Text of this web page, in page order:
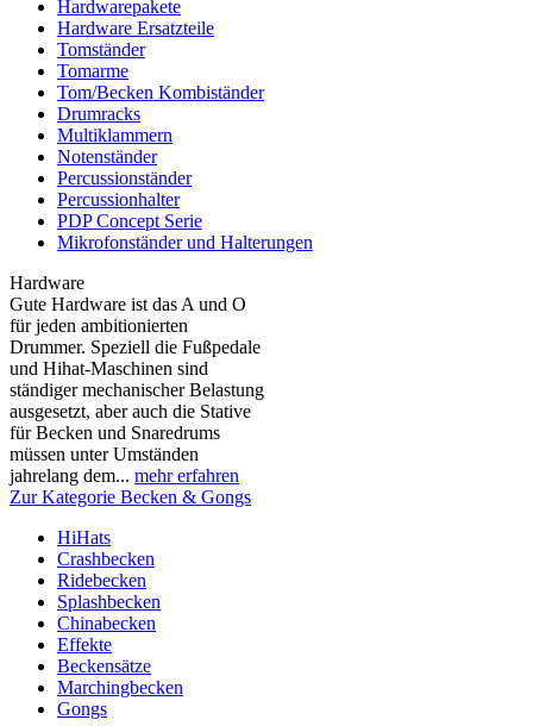
Hardwarepakete
Hardware Ersatzteile
Tomständer
Tomarme
Tom/Becken Kombiständer
Drumracks
Multiklammern
Notenständer
Percussionständer
Percussionhalter
PDP Concept Serie
Mikrofonständer und Halterungen
Hardware
Gute Hardware ist das A und O
für jeden ambitionierten
Drummer. Speziell die Fußpedale
und Hihat-Maschinen sind
ständiger mechanischer Belastung
ausgesetzt, aber auch die Stative
für Becken und Snaredrums
müssen unter Umständen
jahrelang dem... mehr erfahren
Zur Kategorie Becken & Gongs
HiHats
Crashbecken
Ridebecken
Splashbecken
Chinabecken
Effekte
Beckensätze
Marchingbecken
Gongs